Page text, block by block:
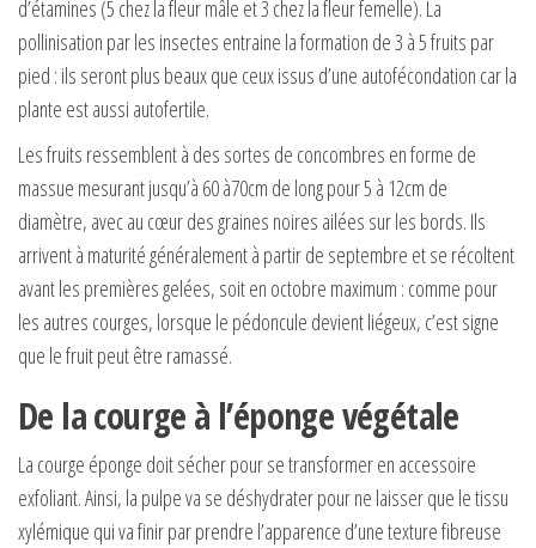
d’étamines (5 chez la fleur mâle et 3 chez la fleur femelle). La
pollinisation par les insectes entraine la formation de 3 à 5 fruits par
pied : ils seront plus beaux que ceux issus d’une autofécondation car la
plante est aussi autofertile.
Les fruits ressemblent à des sortes de concombres en forme de
massue mesurant jusqu’à 60 à70cm de long pour 5 à 12cm de
diamètre, avec au cœur des graines noires ailées sur les bords. Ils
arrivent à maturité généralement à partir de septembre et se récoltent
avant les premières gelées, soit en octobre maximum : comme pour
les autres courges, lorsque le pédoncule devient liégeux, c’est signe
que le fruit peut être ramassé.
De la courge à l’éponge végétale
La courge éponge doit sécher pour se transformer en accessoire
exfoliant. Ainsi, la pulpe va se déshydrater pour ne laisser que le tissu
xylémique qui va finir par prendre l’apparence d’une texture fibreuse